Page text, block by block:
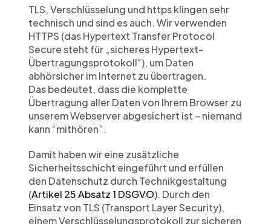
TLS, Verschlüsselung und https klingen sehr
technisch und sind es auch. Wir verwenden
HTTPS (das Hypertext Transfer Protocol
Secure steht für „sicheres Hypertext-
Übertragungsprotokoll“), um Daten
abhörsicher im Internet zu übertragen.
Das bedeutet, dass die komplette
Übertragung aller Daten von Ihrem Browser zu
unserem Webserver abgesichert ist – niemand
kann “mithören”.
Damit haben wir eine zusätzliche
Sicherheitsschicht eingeführt und erfüllen
den Datenschutz durch Technikgestaltung
(Artikel 25 Absatz 1 DSGVO). Durch den
Einsatz von TLS (Transport Layer Security),
einem Verschlüsselungsprotokoll zur sicheren